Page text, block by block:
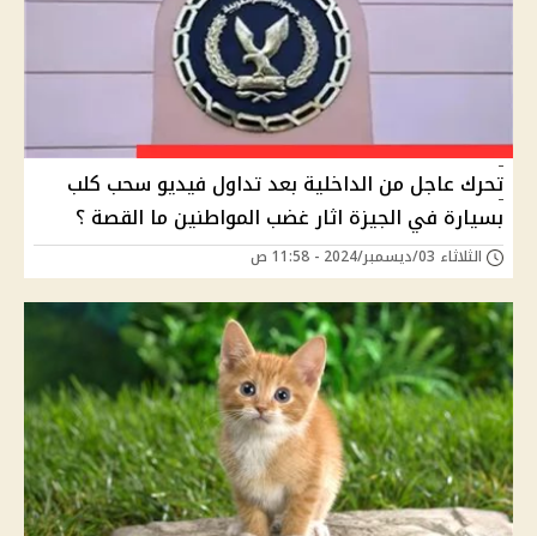
تحرك عاجل من الداخلية بعد تداول فيديو سحب كلب
بسيارة في الجيزة اثار غضب المواطنين ما القصة ؟
الثلاثاء 03/ديسمبر/2024 - 11:58 ص